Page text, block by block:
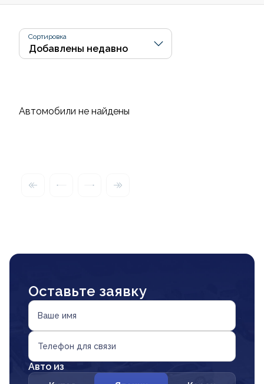
Сортировка
Автомобили не найдены
Оставьте заявку
Ваше имя
Телефон для связи
Авто из